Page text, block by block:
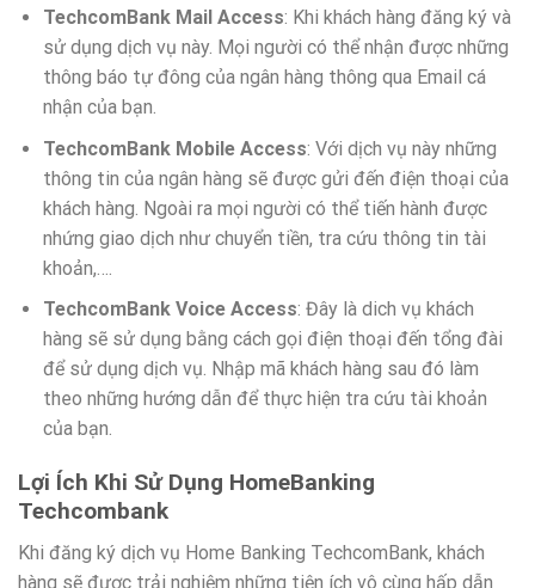
TechcomBank Mail Access: Khi khách hàng đăng ký và
sử dụng dịch vụ này. Mọi người có thể nhận được những
thông báo tự đông của ngân hàng thông qua Email cá
nhận của bạn.
TechcomBank Mobile Access: Với dịch vụ này những
thông tin của ngân hàng sẽ được gửi đến điện thoại của
khách hàng. Ngoài ra mọi người có thể tiến hành được
nhứng giao dịch như chuyển tiền, tra cứu thông tin tài
khoản,….
TechcomBank Voice Access: Đây là dich vụ khách
hàng sẽ sử dụng bằng cách gọi điện thoại đến tổng đài
để sử dụng dịch vụ. Nhập mã khách hàng sau đó làm
theo những hướng dẫn để thực hiện tra cứu tài khoản
của bạn.
Lợi Ích Khi Sử Dụng HomeBanking
Techcombank
Khi đăng ký dịch vụ Home Banking TechcomBank, khách
hàng sẽ được trải nghiệm những tiện ích vô cùng hấp dẫn